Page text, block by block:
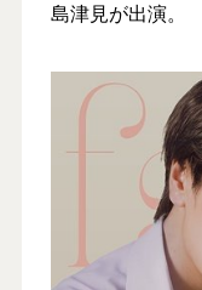
島津見が出演。